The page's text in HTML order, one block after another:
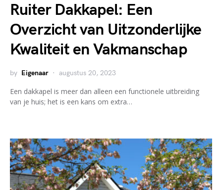
Ruiter Dakkapel: Een
Overzicht van Uitzonderlijke
Kwaliteit en Vakmanschap
by Eigenaar augustus 20, 2023
Een dakkapel is meer dan alleen een functionele uitbreiding
van je huis; het is een kans om extra…